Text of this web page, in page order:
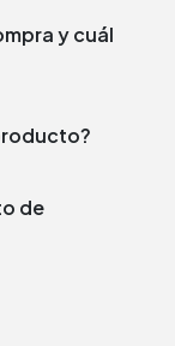
producto?